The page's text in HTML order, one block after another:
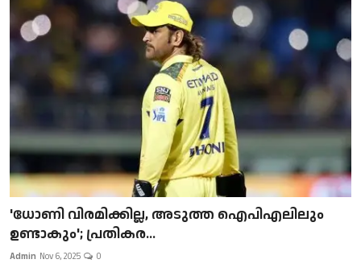
'ധോണി വിരമിക്കില്ല, അടുത്ത ഐപിഎലിലും
ഉണ്ടാകും'; പ്രതികര...
Admin Nov 6, 2025 0